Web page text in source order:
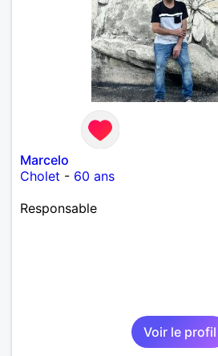
Marcelo
Cholet - 60 ans
Responsable
Voir le profil